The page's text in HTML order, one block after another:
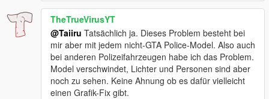
TheTrueVirusYT
@Taiiru Tatsächlich ja. Dieses Problem besteht bei
mir aber mit jedem nicht-GTA Police-Model. Also auch
bei anderen Polizeifahrzeugen habe ich das Problem.
Model verschwindet, Lichter und Personen sind aber
noch zu sehen. Keine Ahnung ob es dafür vielleicht
einen Grafik-Fix gibt.